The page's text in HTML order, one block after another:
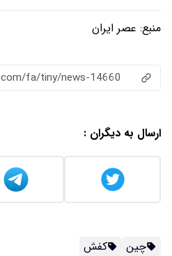
منبع: عصر ایران
fa/tiny/news-14660
ارسال به دیگران :
چین کفش